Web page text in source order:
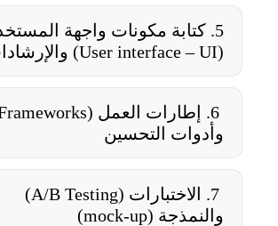
5. كتابة مكونات واجهة
(User interface – UI) والإرشادات
وأدوات التحسين
7. الاختبارات (A/B Testing)
والنمذجة (mock-up)